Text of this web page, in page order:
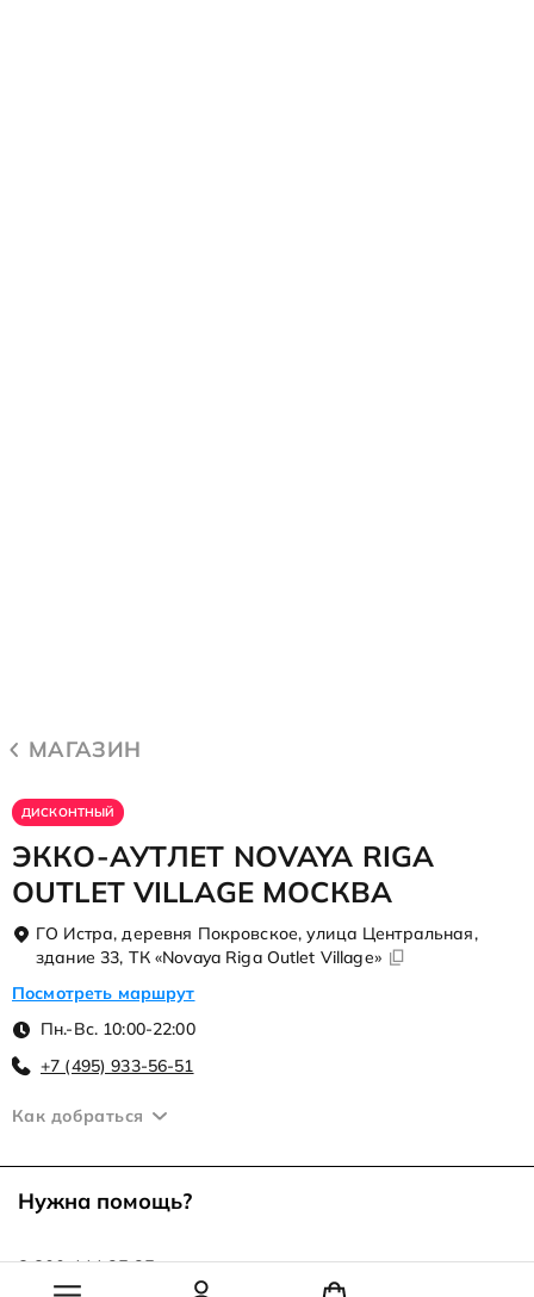
МАГАЗИН
ДИСКОНТНЫЙ
ЭККО-АУТЛЕТ NOVAYA RIGA
OUTLET VILLAGE МОСКВА
ГО Истра, деревня Покровское, улица Центральная,
здание 33, ТК «Novaya Riga Outlet Village»
Посмотреть маршрут
Пн.-Вс. 10:00-22:00
+7 (495) 933-56-51
Как добраться
Нужна помощь?
8 800 444 25 25